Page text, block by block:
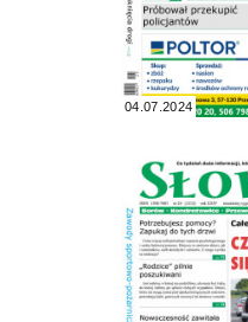
04.07.2024